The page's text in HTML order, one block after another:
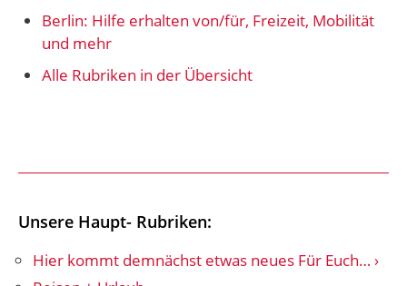
Berlin: Hilfe erhalten von/für, Freizeit, Mobilität
und mehr
Alle Rubriken in der Übersicht
Unsere Haupt- Rubriken:
Hier kommt demnächst etwas neues Für Euch…